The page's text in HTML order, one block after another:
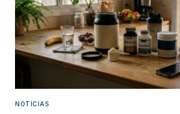
NOTÍCIAS